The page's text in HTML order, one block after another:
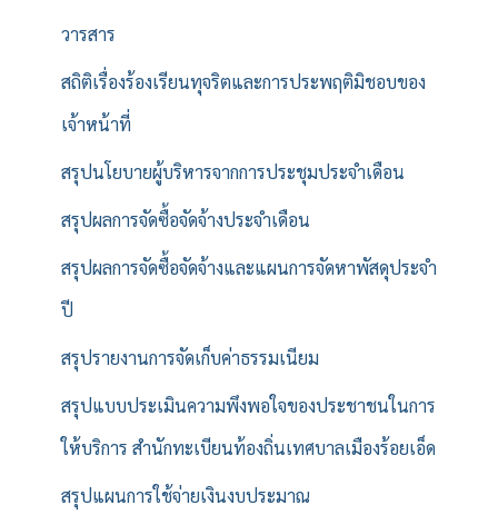
วารสาร
สถิติเรื่องร้องเรียนทุจริตและการประพฤติมิชอบของ
เจ้าหน้าที่
สรุปนโยบายผู้บริหารจากการประชุมประจำเดือน
สรุปผลการจัดซื้อจัดจ้างประจำเดือน
สรุปผลการจัดซื้อจัดจ้างและแผนการจัดหาพัสดุประจำ
ปี
สรุปรายงานการจัดเก็บค่าธรรมเนียม
สรุปแบบประเมินความพึงพอใจของประชาชนในการ
ให้บริการ สำนักทะเบียนท้องถิ่นเทศบาลเมืองร้อยเอ็ด
สรุปแผนการใช้จ่ายเงินงบประมาณ